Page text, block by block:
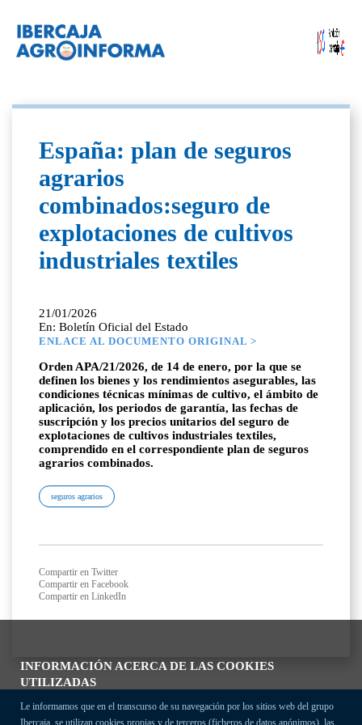
INFORMACIÓN ACERCA DE LAS COOKIES
UTILIZADAS
Le informamos que en el transcurso de su navegación por los sitios web del grupo
Ibercaja, se utilizan cookies propias y de terceros (ficheros de datos anónimos), las
España: plan de seguros
agrarios
combinados:seguro de
explotaciones de cultivos
industriales textiles
21/01/2026
En: Boletín Oficial del Estado
ENLACE AL DOCUMENTO ORIGINAL >
Orden APA/21/2026, de 14 de enero, por la que se
definen los bienes y los rendimientos asegurables, las
condiciones técnicas mínimas de cultivo, el ámbito de
aplicación, los periodos de garantía, las fechas de
suscripción y los precios unitarios del seguro de
explotaciones de cultivos industriales textiles,
comprendido en el correspondiente plan de seguros
agrarios combinados.
seguros agrarios
Compartir en Twitter
Compartir en Facebook
Compartir en LinkedIn